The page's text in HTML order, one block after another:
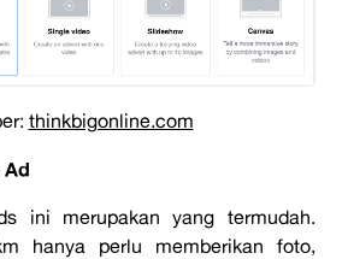
thinkbigonline.com
Ad
ini merupakan yang termudah.
hanya perlu memberikan foto,